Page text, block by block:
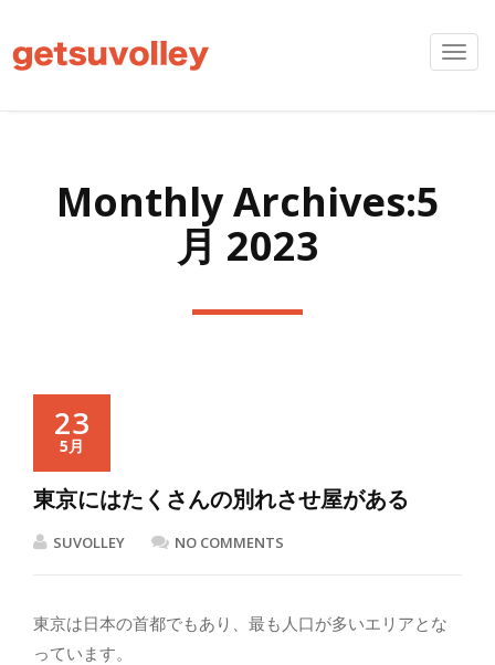
Monthly Archives:5
月 2023
23
5月
東京にはたくさんの別れさせ屋がある
SUVOLLEY NO COMMENTS
東京は日本の首都でもあり、最も人口が多いエリアとな
っています。